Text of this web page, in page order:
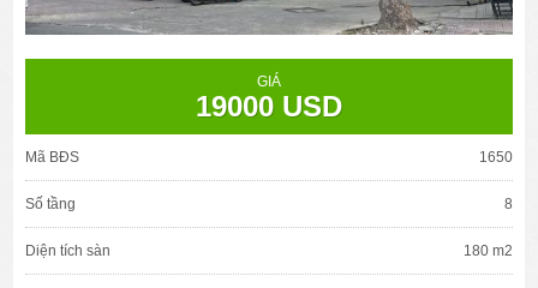
GIÁ
19000 USD
Mã BĐS 1650
Số tầng 8
Diện tích sàn 180 m2